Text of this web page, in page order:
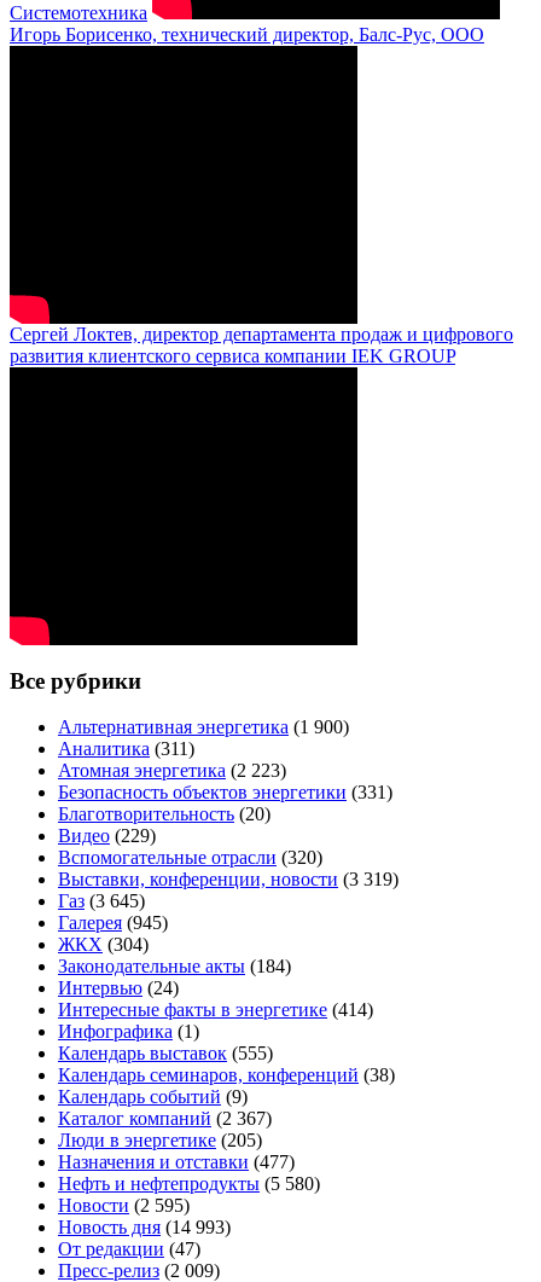
Системотехника
Игорь Борисенко, технический директор, Балс-Рус, ООО
Сергей Локтев, директор департамента продаж и цифрового
развития клиентского сервиса компании IEK GROUP
Все рубрики
Альтернативная энергетика (1 900)
Аналитика (311)
Атомная энергетика (2 223)
Безопасность объектов энергетики (331)
Благотворительность (20)
Видео (229)
Вспомогательные отрасли (320)
Выставки, конференции, новости (3 319)
Газ (3 645)
Галерея (945)
ЖКХ (304)
Законодательные акты (184)
Интервью (24)
Интересные факты в энергетике (414)
Инфографика (1)
Календарь выставок (555)
Календарь семинаров, конференций (38)
Календарь событий (9)
Каталог компаний (2 367)
Люди в энергетике (205)
Назначения и отставки (477)
Нефть и нефтепродукты (5 580)
Новости (2 595)
Новость дня (14 993)
От редакции (47)
Пресс-релиз (2 009)